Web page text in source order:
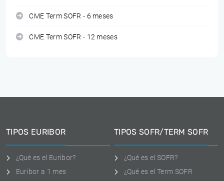
CME Term SOFR - 6 meses
CME Term SOFR - 12 meses
TIPOS EURIBOR
¿Qué es el Euribor?
Euribor a 1 mes
TIPOS SOFR/TERM SOFR
¿Qué es el SOFR?
¿Qué es el Term SOFR